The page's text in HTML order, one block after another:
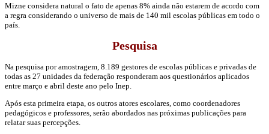
Mizne considera natural o fato de apenas 8% ainda não estarem de acordo com
a regra considerando o universo de mais de 140 mil escolas públicas em todo o
país.
Pesquisa
Na pesquisa por amostragem, 8.189 gestores de escolas públicas e privadas de
todas as 27 unidades da federação responderam aos questionários aplicados
entre março e abril deste ano pelo Inep.
Após esta primeira etapa, os outros atores escolares, como coordenadores
pedagógicos e professores, serão abordados nas próximas publicações para
relatar suas percepções.